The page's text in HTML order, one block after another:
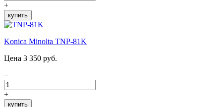
+
купить
Konica Minolta TNP-81K
Цена 3 350 руб.
−
+
купить